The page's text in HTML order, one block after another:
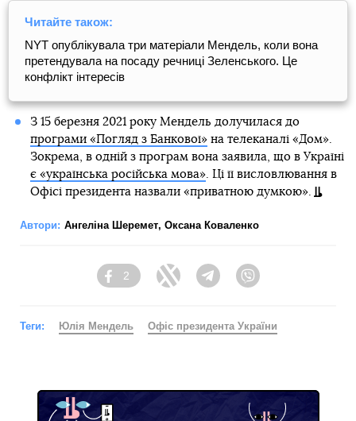
Читайте також:
NYT опублікувала три матеріали Мендель, коли вона
претендувала на посаду речниці Зеленського. Це
конфлікт інтересів
З 15 березня 2021 року Мендель долучилася до
програми «Погляд з Банкової»на телеканалі «Дом».
Зокрема, в одній з програм вона заявила, що в Україні
є «українська російська мова». Ці її висловлювання в
Офісі президента назвали «приватною думкою».
Автори: Ангеліна Шеремет, Оксана Коваленко
Facebook
2
Twitter Telegram
Теги: Юлія Мендель Офіс президента України